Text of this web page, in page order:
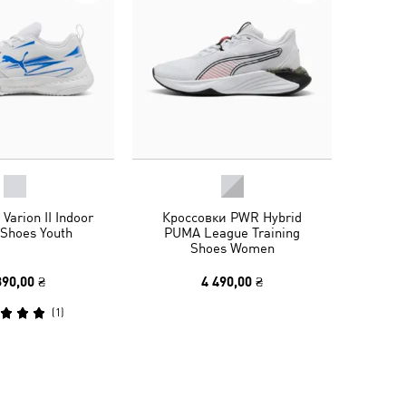
Varion II Indoor
Youth
₴
(1 )
Кроссовки PWR Hybrid
PUMA League Training
Shoes Women
4 490,00 ₴